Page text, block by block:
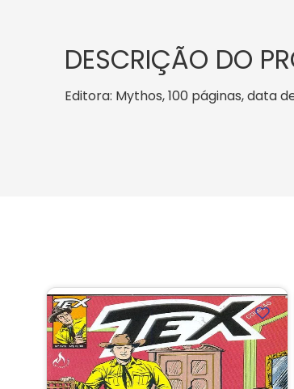
DESCRIÇÃO DO
Editora: Mythos, 100 páginas, data